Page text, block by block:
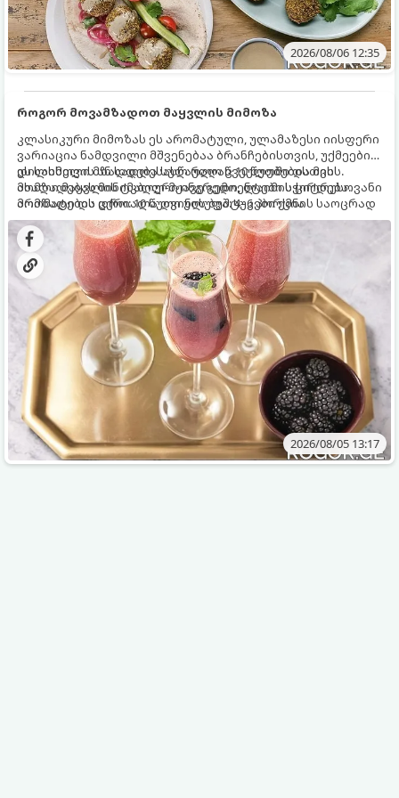
2026/08/06 12:35
როგორ მოვამზადოთ მაყვლის მიმოზა
კლასიკური მიმოზას ეს არომატული, ულამაზესი იისფერი
ვარიაცია ნამდვილი მშვენებაა ბრანჩებისთვის, უქმეების
დილისთვის ან სადღესასწაულო წვეულებებისთვის.
ახალი მაყვლის ტკბილ-მჟავე გემო, ლაიმის ციტრუსოვანი
არომატი და ცქრიალა ღვინის ბუშტუკები ქმნის საოცრად
დახვეწილ და მაგრილებელ კოქტეილს.
ეს სასმელი მზადდება სულ რაღაც 10 წუთში და მის
მომზადებას მინიმალური ინგრედიენტები სჭირდება.
მომზადების დრო: 10 წუთი ულუფა: 4–6 პორცია
2026/08/05 13:17